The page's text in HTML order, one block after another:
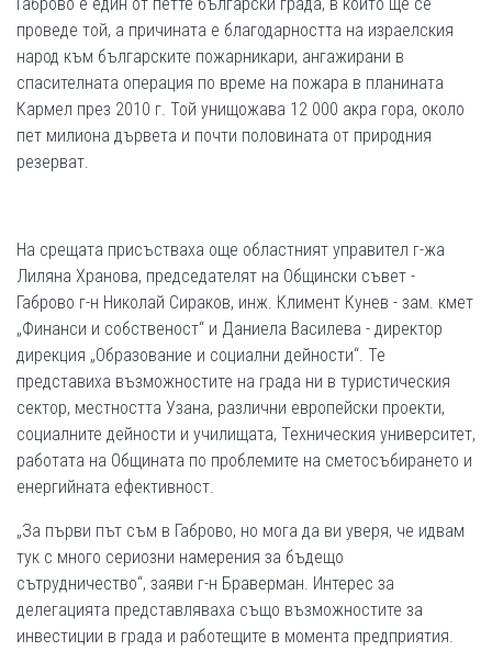
проведе той, а причината е благодарността на израелския
народ към българските пожарникари, ангажирани в
спасителната операция по време на пожара в планината
Кармел през 2010 г. Той унищожава 12 000 акра гора, около
пет милиона дървета и почти половината от природния
резерват.
На срещата присъстваха още областният управител г-жа
Лиляна Хранова, председателят на Общински съвет -
Габрово г-н Николай Сираков, инж. Климент Кунев - зам. кмет
„Финанси и собственост“ и Даниела Василева - директор
дирекция „Образование и социални дейности“. Те
представиха възможностите на града ни в туристическия
сектор, местността Узана, различни европейски проекти,
социалните дейности и училищата, Техническия университет,
работата на Общината по проблемите на сметосъбирането и
енергийната ефективност.
„За първи път съм в Габрово, но мога да ви уверя, че идвам
тук с много сериозни намерения за бъдещо
сътрудничество“, заяви г-н Браверман. Интерес за
делегацията представляваха също възможностите за
инвестиции в града и работещите в момента предприятия.